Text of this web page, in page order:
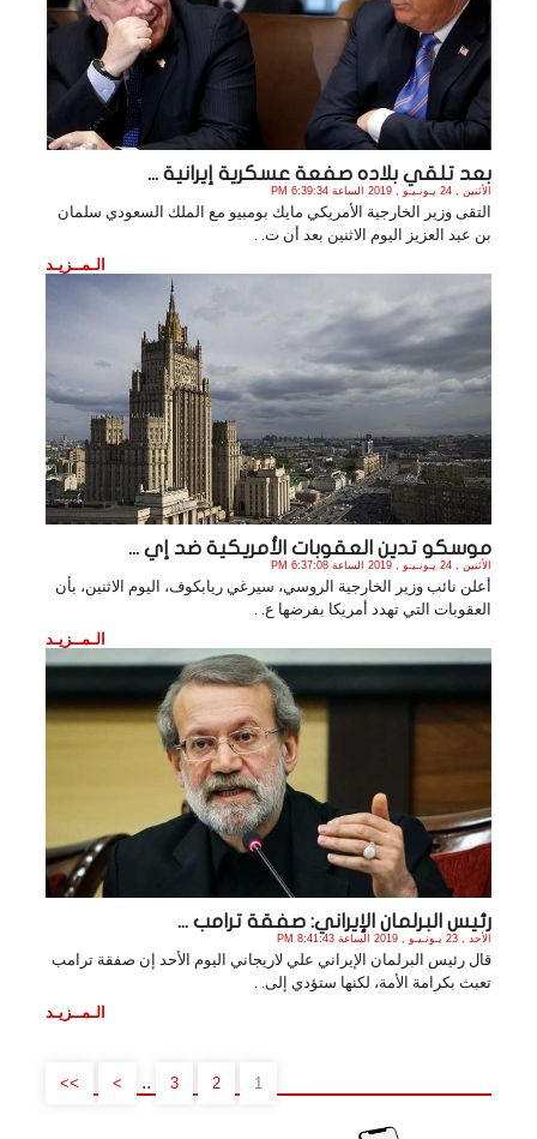
بعد تلقي بلاده صفعة عسكرية إيرانية ...
الأثنين , 24 يـونـيـو , 2019 الساعة 6:39:34 PM
التقى وزير الخارجية الأمريكي مايك بومبيو مع الملك السعودي سلمان
بن عبد العزيز اليوم الاثنين بعد أن ت. .
الـمــزيـد
موسكو تدين العقوبات الأمريكية ضد إي ...
الأثنين , 24 يـونـيـو , 2019 الساعة 6:37:08 PM
أعلن نائب وزير الخارجية الروسي، سيرغي ريابكوف، اليوم الاثنين، بأن
العقوبات التي تهدد أمريكا بفرضها ع. .
الـمــزيـد
رئيس البرلمان الإيراني: صفقة ترامب ...
الأحد , 23 يـونـيـو , 2019 الساعة 8:41:43 PM
قال رئيس البرلمان الإيراني علي لاريجاني اليوم الأحد إن صفقة ترامب
تعبث بكرامة الأمة، لكنها ستؤدي إلى. .
الـمــزيـد
1
2
3
..
>
>>